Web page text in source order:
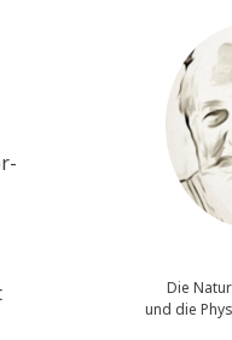
Die
und die